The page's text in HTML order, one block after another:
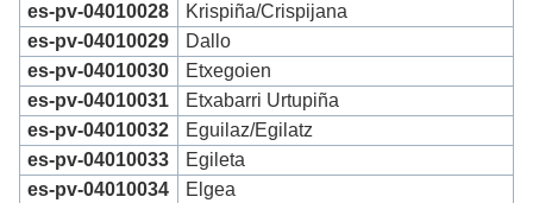
es-pv-04010028
Krispiña/Crispijana
es-pv-04010029
Dallo
es-pv-04010030
Etxegoien
es-pv-04010031
Etxabarri Urtupiña
es-pv-04010032
Eguilaz/Egilatz
es-pv-04010033
Egileta
es-pv-04010034
Elgea